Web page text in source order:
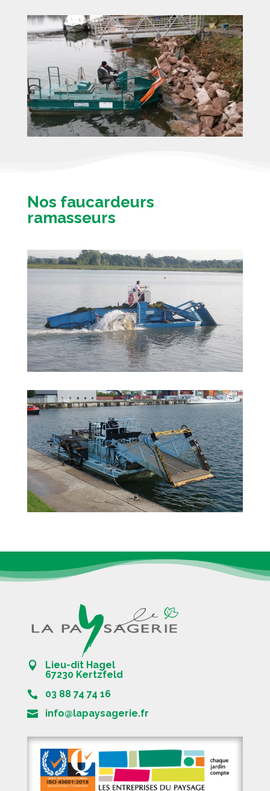
Nos faucardeurs
ramasseurs
Lieu-dit Hagel
67230 Kertzfeld
03 88 74 74 16
info@lapaysagerie.fr